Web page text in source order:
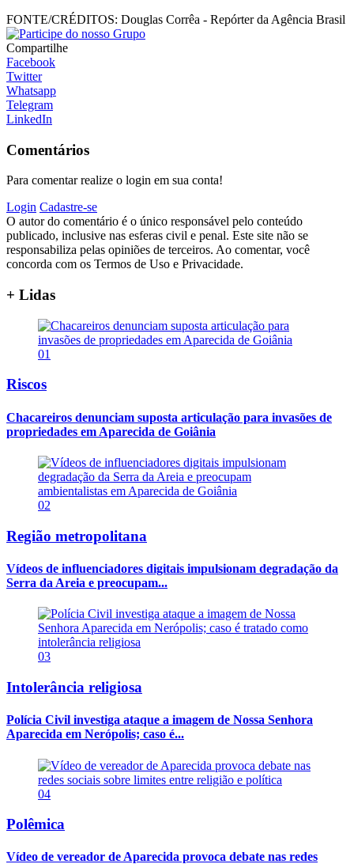
FONTE/CRÉDITOS: Douglas Corrêa - Repórter da Agência Brasil
Compartilhe
Facebook
Twitter
Whatsapp
Telegram
LinkedIn
Comentários
Para comentar realize o login em sua conta!
Login Cadastre-se
O autor do comentário é o único responsável pelo conteúdo
publicado, inclusive nas esferas civil e penal. Este site não se
responsabiliza pelas opiniões de terceiros. Ao comentar, você
concorda com os Termos de Uso e Privacidade.
+ Lidas
01
Riscos
Chacareiros denunciam suposta articulação para invasões de
propriedades em Aparecida de Goiânia
02
Região metropolitana
Vídeos de influenciadores digitais impulsionam degradação da
Serra da Areia e preocupam...
03
Intolerância religiosa
Polícia Civil investiga ataque a imagem de Nossa Senhora
Aparecida em Nerópolis; caso é...
04
Polêmica
Vídeo de vereador de Aparecida provoca debate nas redes